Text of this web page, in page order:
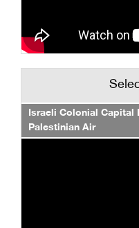
Israeli Colonial Capital
Palestinian Air